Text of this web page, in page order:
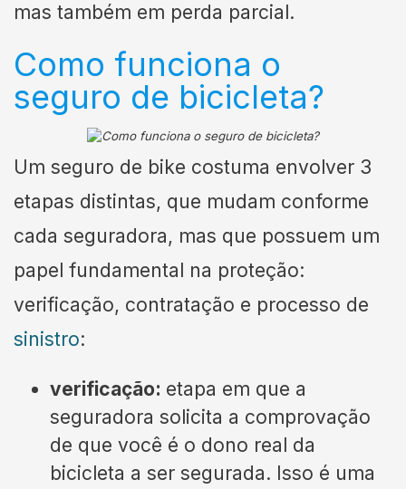
mas também em perda parcial.
Como funciona o
seguro de bicicleta?
Um seguro de bike costuma envolver 3
etapas distintas, que mudam conforme
cada seguradora, mas que possuem um
papel fundamental na proteção:
verificação, contratação e processo de
sinistro:
verificação: etapa em que a
seguradora solicita a comprovação
de que você é o dono real da
bicicleta a ser segurada. Isso é uma